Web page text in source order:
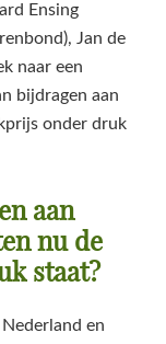
Ensing
Jan de
naar een
bijdragen aan
onder druk
aan
nu de
staat?
en